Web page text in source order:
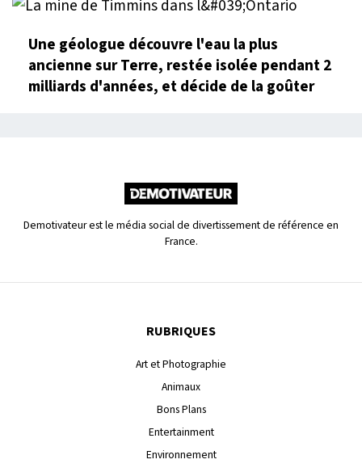
Une géologue découvre l'eau la plus
ancienne sur Terre, restée isolée pendant 2
milliards d'années, et décide de la goûter
Demotivateur est le média social de divertissement de référence en
France.
RUBRIQUES
Art et Photographie
Animaux
Bons Plans
Entertainment
Environnement